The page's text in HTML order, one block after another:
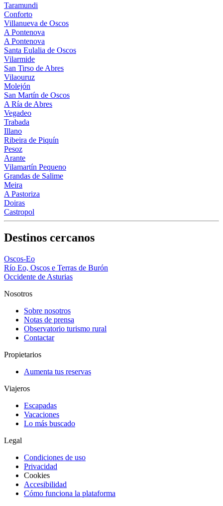
Taramundi
Conforto
Villanueva de Oscos
A Pontenova
A Pontenova
Santa Eulalia de Oscos
Vilarmide
San Tirso de Abres
Vilaouruz
Molejón
San Martín de Oscos
A Ría de Abres
Vegadeo
Trabada
Illano
Ribeira de Piquín
Pesoz
Arante
Vilamartín Pequeno
Grandas de Salime
Meira
A Pastoriza
Doiras
Castropol
Destinos cercanos
Oscos-Eo
Río Eo, Oscos e Terras de Burón
Occidente de Asturias
Nosotros
Sobre nosotros
Notas de prensa
Observatorio turismo rural
Contactar
Propietarios
Aumenta tus reservas
Viajeros
Escapadas
Vacaciones
Lo más buscado
Legal
Condiciones de uso
Privacidad
Cookies
Accesibilidad
Cómo funciona la plataforma